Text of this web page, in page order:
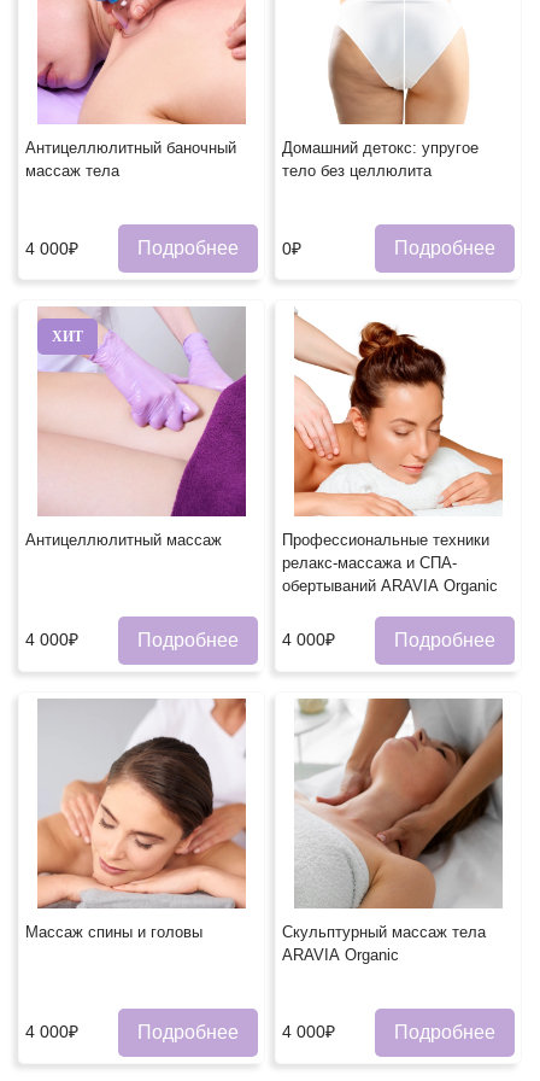
Антицеллюлитный баночный
массаж тела
4 000₽ Подробнее
Домашний детокс: упругое
тело без целлюлита
0₽ Подробнее
ХИТ
Антицеллюлитный массаж
4 000₽ Подробнее
Профессиональные техники
релакс-массажа и СПА-
обертываний ARAVIA Organic
4 000₽ Подробнее
Массаж спины и головы
4 000₽ Подробнее
Скульптурный массаж тела
ARAVIA Organic
4 000₽ Подробнее